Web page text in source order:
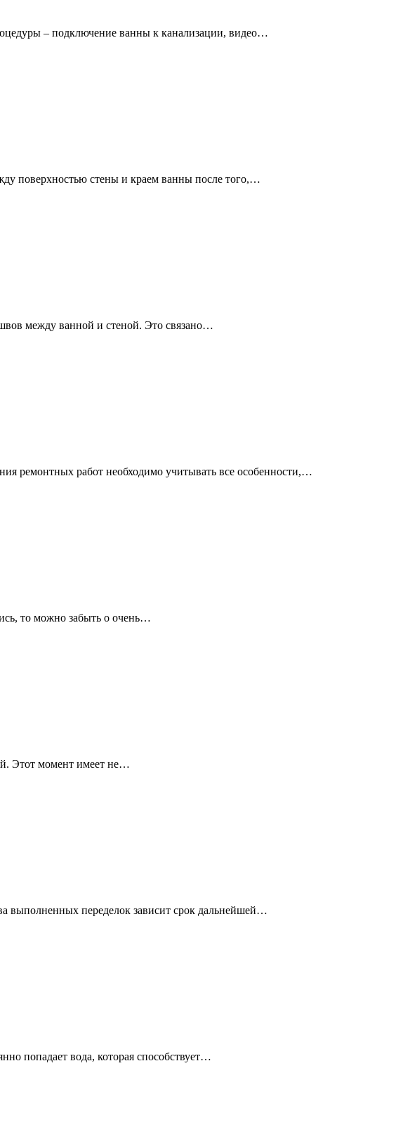
– подключение ванны к канализации, видео…
поверхностью стены и краем ванны после того,…
между ванной и стеной. Это связано…
ремонтных работ необходимо учитывать все особенности,…
то можно забыть о очень…
Этот момент имеет не…
выполненных переделок зависит срок дальнейшей…
попадает вода, которая способствует…